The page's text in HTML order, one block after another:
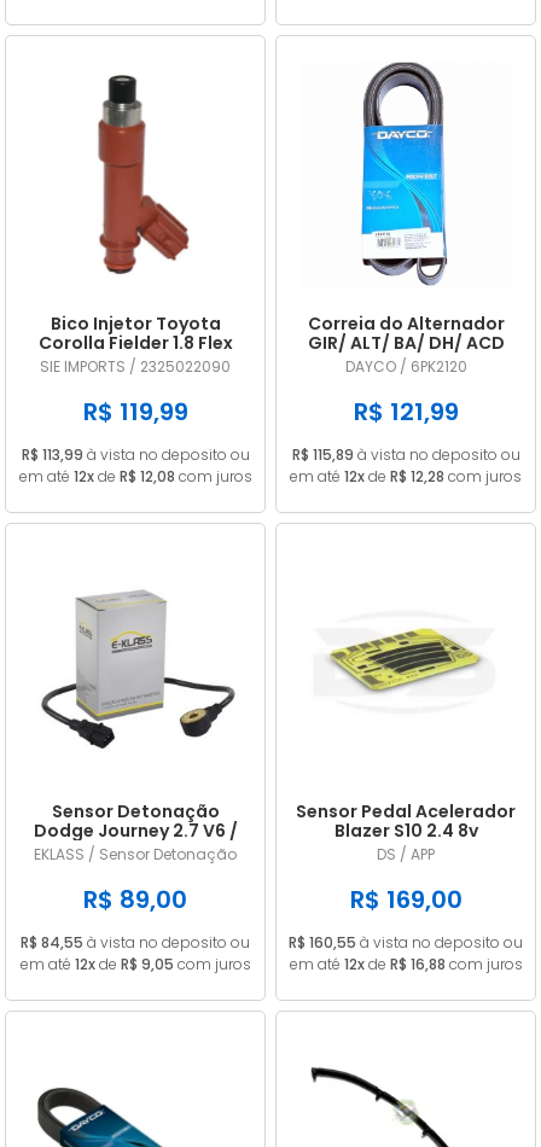
Bico Injetor Toyota
Corolla Fielder 1.8 Flex
2009 2010 2011 2012 2013
2325022090
SIE IMPORTS / 2325022090
R$ 119,99
R$ 113,99 à vista no deposito ou
em até 12xde R$ 12,08 com juros
Correia do Alternador
GIR/ ALT/ BA/ DH/ ACD
DAYCO 6PK2120
DAYCO / 6PK2120
R$ 121,99
R$ 115,89 à vista no deposito ou
em até 12xde R$ 12,28 com juros
Sensor Detonação
Dodge Journey 2.7 V6 /
Challenger 3.5 V6
4609093AE / 4606093AD
EKLASS / Sensor Detonação
R$ 89,00
R$ 84,55 à vista no deposito ou
em até 12xde R$ 9,05 com juros
Sensor Pedal Acelerador
Blazer S10 2.4 8v
Gasolina 2006/2011
DS / APP
R$ 169,00
R$ 160,55 à vista no deposito ou
em até 12xde R$ 16,88 com juros